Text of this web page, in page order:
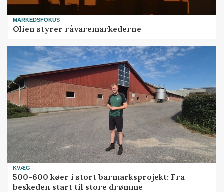
MARKEDSFOKUS
Olien styrer råvaremarkederne
KVÆG
500-600 køer i stort barmarksprojekt: Fra
beskeden start til store drømme